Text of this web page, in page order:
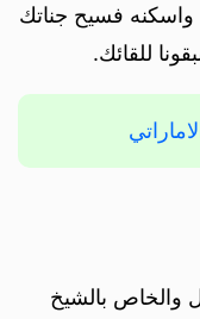
فسيح جناتك
للقائك.
والخاص بالشيخ